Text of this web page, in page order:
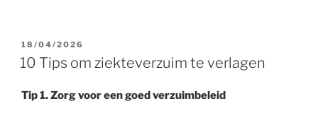
GEPLAATST
OP
18/04/2026
10 Tips om ziekteverzuim te verlagen
Tip 1. Zorg voor een goed verzuimbeleid